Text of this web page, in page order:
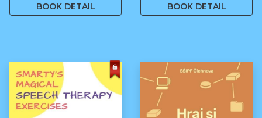
BOOK DETAIL BOOK DETAIL